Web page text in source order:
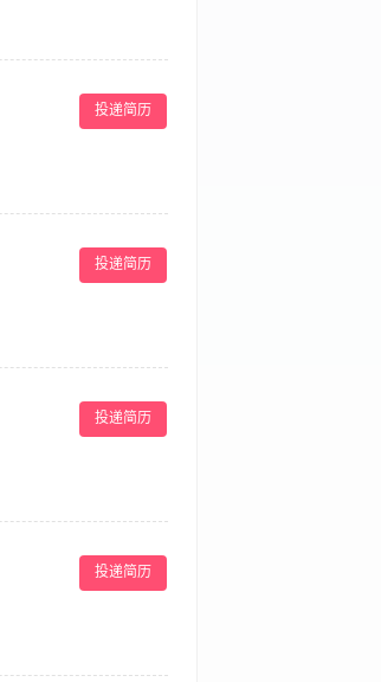
投递简历
待遇】 底薪+销售提成
投递简历
待遇】 底薪+销售提成
投递简历
、吃苦耐劳，能接受出
投递简历